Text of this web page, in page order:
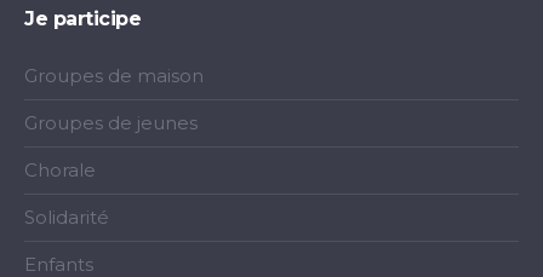
Je participe
Groupes de maison
Groupes de jeunes
Chorale
Solidarité
Enfants